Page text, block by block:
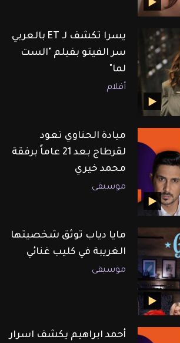
يسرا تكشف لـ ET بالعربي
سر الفيتو بفيلم "الست
لما"
أفلام
ميادة الحناوي تعود
لقرطاج بعد 21 عاماً برفقة
محمد خيري
موسيقى
مايا دياب توثق شخصيتها
الغريبة في كليب غنائي
موسيقى
أحمد ابراهيم يكشف اسرار